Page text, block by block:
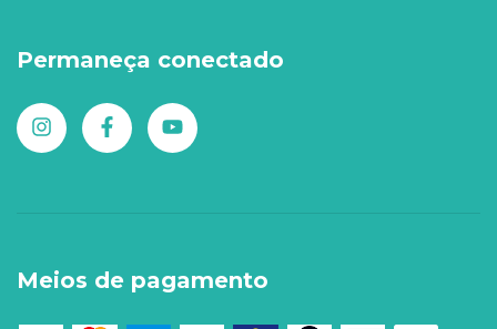
Permaneça conectado
Meios de pagamento